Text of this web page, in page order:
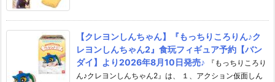
【クレヨンしんちゃん】『もっちりころりん♪ク
レヨンしんちゃん2』食玩フィギュア予約【バン
ダイ】より2026年8月10日発売♪
『もっちりころり
ん♪クレヨンしんちゃん2』は、 １、アクション仮面しん